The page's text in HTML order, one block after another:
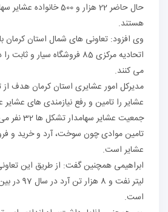
حال حاضر 22 هزار و 500 خانواده عشایر
افزود: تعاونی های شمال استان کرمان با هفت
اتحادیه مرکزی 85 فروشگاه سیار و ثابت را در
امور عشایری استان کرمان هدف از تشکیل
را تامین و رفع نیازمندی های عشایر عنوان
جمعیت عشایر سهامدار تشکل ها
موادی چون سوخت، آرد و خرید و فروش
است.
لیتر نفت و 8 هزار تن آرد در سال 97